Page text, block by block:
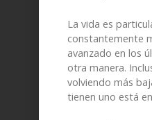
La vida es
constantemente
avanzado en los
otra manera.
volviendo más
tienen uno está